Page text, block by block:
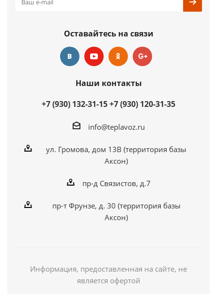
Оставайтесь на связи
Наши контакты
+7 (930) 132-31-15+7 (930) 120-31-35
info@teplavoz.ru
ул. Громова, дом 13В (территория базы
Аксон)
пр-д Связистов, д.7
пр-т Фрунзе, д. 30 (территория базы
Аксон)
Информация, предоставленная на сайте, не
является офертой